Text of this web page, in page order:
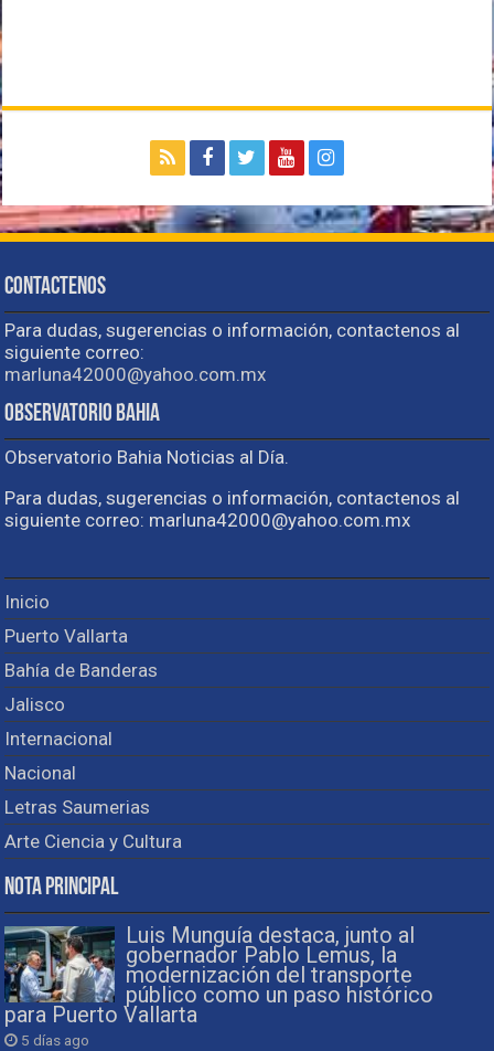
Contactenos
Para dudas, sugerencias o información, contactenos al
siguiente correo:
marluna42000@yahoo.com.mx
Observatorio Bahia
Observatorio Bahia Noticias al Día.
Para dudas, sugerencias o información, contactenos al
siguiente correo: marluna42000@yahoo.com.mx
Inicio
Puerto Vallarta
Bahía de Banderas
Jalisco
Internacional
Nacional
Letras Saumerias
Arte Ciencia y Cultura
Nota Principal
Luis Munguía destaca, junto al
gobernador Pablo Lemus, la
modernización del transporte
público como un paso histórico
para Puerto Vallarta
5 días ago